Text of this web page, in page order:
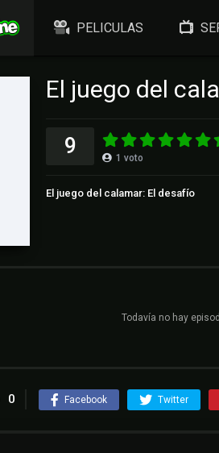
PELICULAS
El juego del
9 1 voto
El juego del calamar: El desafío
Todavía no hay
0 Facebook Twitter